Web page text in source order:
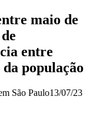
maio de
entre
população
São Paulo13/07/23